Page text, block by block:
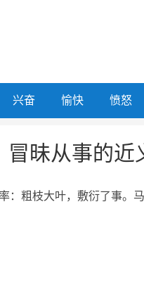
兴奋 愉快 愤怒
冒昧从事的近
：粗枝大叶，敷衍了事。